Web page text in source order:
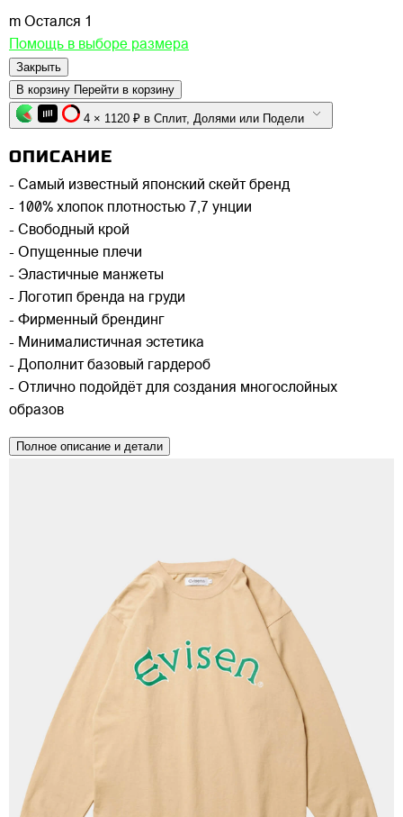
m Остался 1
Помощь в выборе размера
Закрыть
В корзину Перейти в корзину
4 × 1120 ₽ в Сплит, Долями или Подели
ОПИСАНИЕ
- Самый известный японский скейт бренд
- 100% хлопок плотностью 7,7 унции
- Свободный крой
- Опущенные плечи
- Эластичные манжеты
- Логотип бренда на груди
- Фирменный брендинг
- Минималистичная эстетика
- Дополнит базовый гардероб
- Отлично подойдёт для создания многослойных
образов
Полное описание и детали